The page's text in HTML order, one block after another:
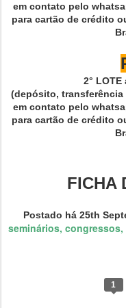
em contato pelo
para cartão de crédito
2° LOTE
(depósito,
em contato pelo
para cartão de crédito
FICHA
Postado há 25th
seminários,
1